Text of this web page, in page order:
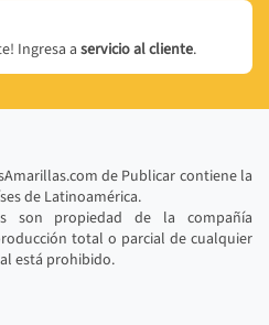
Ingresa a servicio al cliente.
de Publicar contiene la
de Latinoamérica.
son propiedad de la compañía
total o parcial de cualquier
está prohibido.